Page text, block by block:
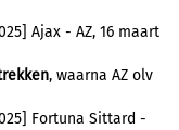
Ajax - AZ, 16 maart
, waarna AZ olv
Fortuna Sittard -